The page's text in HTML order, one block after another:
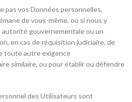
pas vos Données personnelles,
de vous-même, ou si nous y
gouvernementale ou un
en cas de réquisition judiciaire, de
toute autre exigence
similaire, ou pour établir ou défendre
des Utilisateurs sont